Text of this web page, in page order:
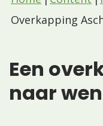
Overkapping
Een
naar